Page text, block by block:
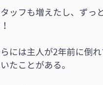
ッフも増えたし、ずっ
には主人が2年前に倒
たことがある。